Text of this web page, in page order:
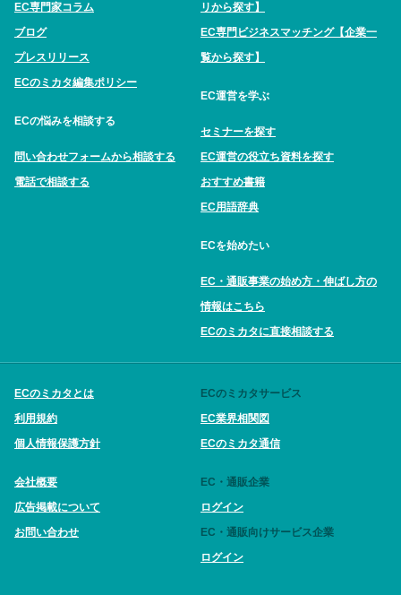
EC専門家コラム
ブログ
プレスリリース
ECのミカタ編集ポリシー
ECの悩みを相談する
問い合わせフォームから相談する
電話で相談する
リから探す】
EC専門ビジネスマッチング【企業一
覧から探す】
EC運営を学ぶ
セミナーを探す
EC運営の役立ち資料を探す
おすすめ書籍
EC用語辞典
ECを始めたい
EC・通販事業の始め方・伸ばし方の
情報はこちら
ECのミカタに直接相談する
ECのミカタとは
利用規約
個人情報保護方針
会社概要
広告掲載について
お問い合わせ
ECのミカタサービス
EC業界相関図
ECのミカタ通信
EC・通販企業
ログイン
EC・通販向けサービス企業
ログイン